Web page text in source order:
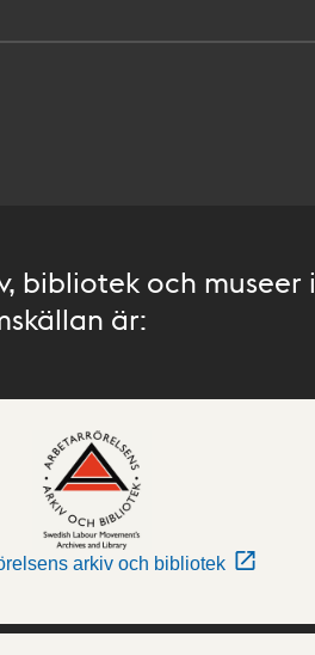
bibliotek och museer i
är:
arkiv och bibliotek